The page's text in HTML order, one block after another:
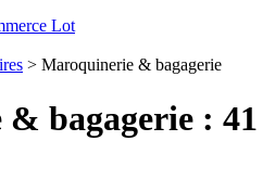
Lot
> Maroquinerie & bagagerie
bagagerie : 41